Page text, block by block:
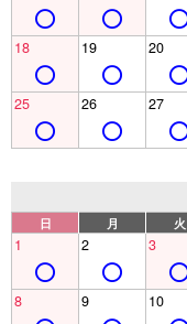
18 19 20
25 26 27
日 月 火
1 2 3
8 9 10